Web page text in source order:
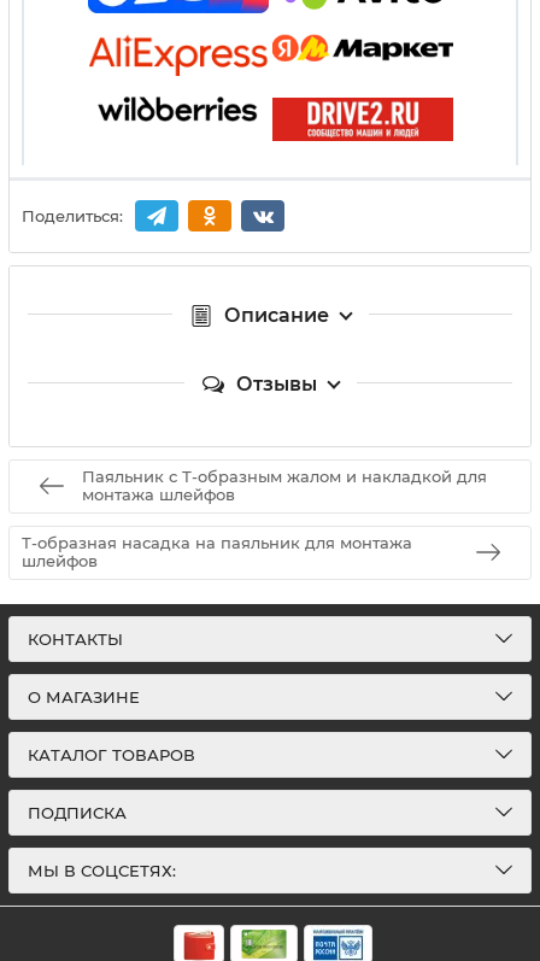
Поделиться:
Описание
Отзывы
Паяльник с Т-образным жалом и накладкой для
монтажа шлейфов
Т-образная насадка на паяльник для монтажа
шлейфов
КОНТАКТЫ
О МАГАЗИНЕ
КАТАЛОГ ТОВАРОВ
ПОДПИСКА
МЫ В СОЦСЕТЯХ: